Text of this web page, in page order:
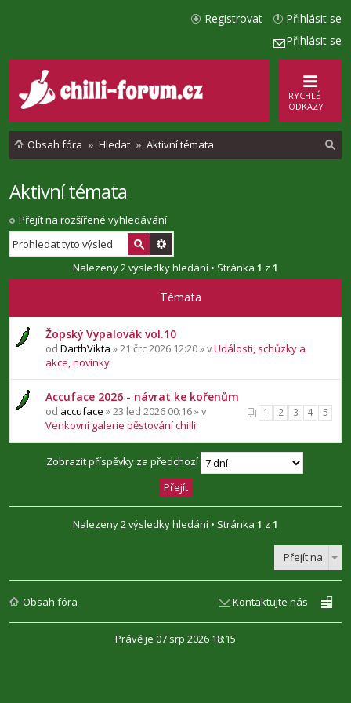
Přihlásit se
Přihlásit se
Registrovat
RYCHLÉ
ODKAZY
Obsah fóra Hledat Aktivní témata
t
Aktivní témata
Přejít na rozšířené vyhledávání
Nalezeny 2 výsledky hledání • Stránka 1 z 1
Témata
Žopský Vypalovák vol.10
od DarthVikta » 21 črc 2026 12:20 » vUdálosti, schůzky a
akce, novinky
Accuface 2026 - návrat ke kořenům
1 2 3 4 5
od accuface » 23 led 2026 00:16 » v
Venkovní galerie pěstování chilli
Zobrazit příspěvky za předchozí
Nalezeny 2 výsledky hledání • Stránka 1 z 1
Přejít na
Obsah fóra Kontaktujte nás
Právě je 07 srp 2026 18:15